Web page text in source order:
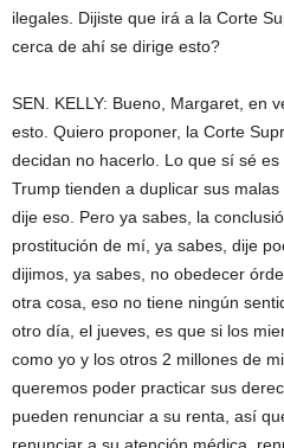
ilegales. Dijiste que irá a la Corte
cerca de ahí se dirige esto?
SEN. KELLY: Bueno, Margaret, en
esto. Quiero proponer, la Corte
decidan no hacerlo. Lo que sí sé
Trump tienden a duplicar sus
dije eso. Pero ya sabes, la
prostitución de mí, ya sabes, dije
dijimos, ya sabes, no obedecer
otra cosa, eso no tiene ningún
otro día, el jueves, es que si los
como yo y los otros 2 millones de
queremos poder practicar sus
pueden renunciar a su renta, así